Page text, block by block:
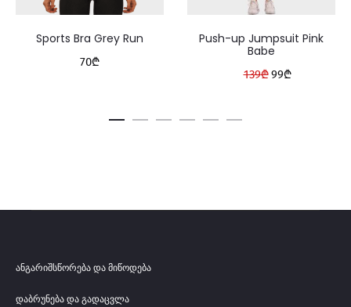
Sports Bra Grey Run
70₾
Push-up Jumpsuit Pink
Babe
139₾Original
99₾Current
ანგარიშსწორება და მიწოდება
დაბრუნება და გადაცვლა